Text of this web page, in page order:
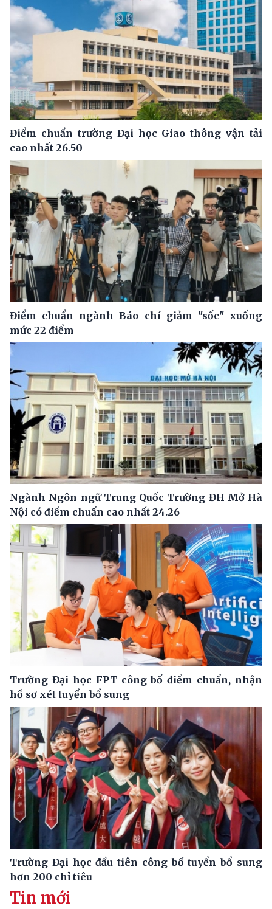
Điểm chuẩn trường Đại học Giao thông vận tải
cao nhất 26.50
Điểm chuẩn ngành Báo chí giảm "sốc" xuống
mức 22 điểm
Ngành Ngôn ngữ Trung Quốc Trường ĐH Mở Hà
Nội có điểm chuẩn cao nhất 24.26
Trường Đại học FPT công bố điểm chuẩn, nhận
hồ sơ xét tuyển bổ sung
Trường Đại học đầu tiên công bố tuyển bổ sung
hơn 200 chỉ tiêu
Tin mới